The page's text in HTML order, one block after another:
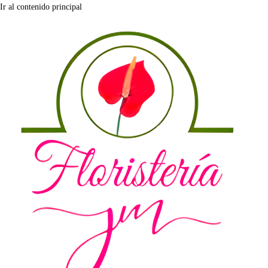
Ir al contenido principal